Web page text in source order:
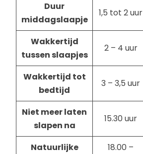
Duur
middagslaapje
1,5 tot 2 uur
Wakkertijd
tussen slaapjes
2 – 4 uur
Wakkertijd tot
bedtijd
3 – 3,5 uur
Niet meer laten
slapen na
15.30 uur
Natuurlijke
18.00 –